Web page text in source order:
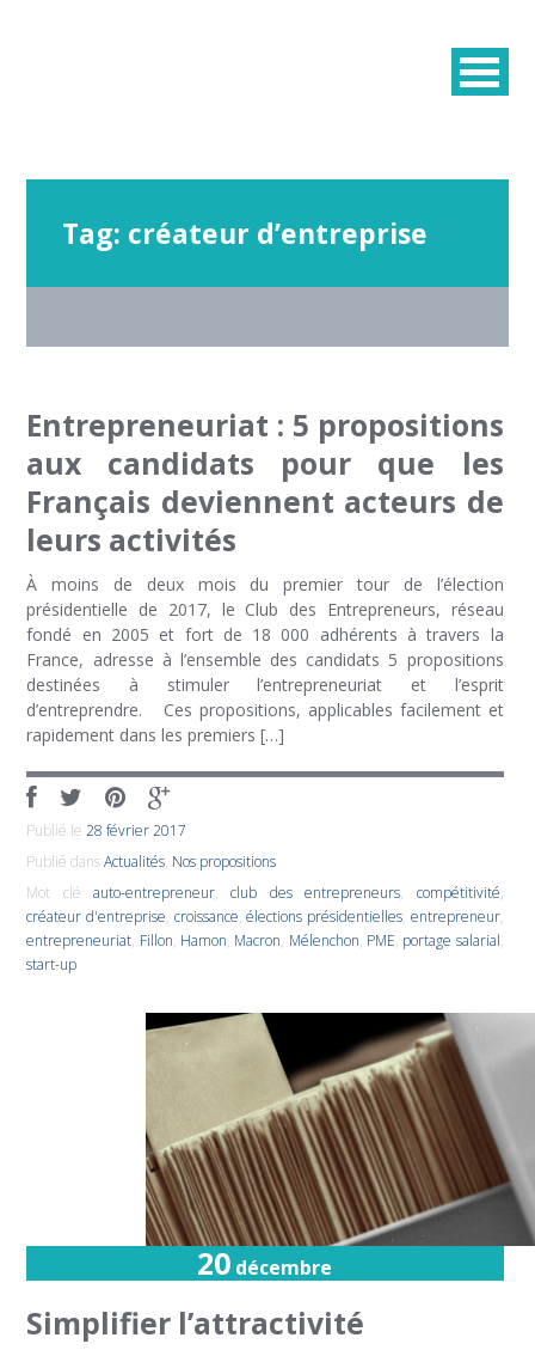
Tag: créateur d’entreprise
Entrepreneuriat : 5 propositions
aux candidats pour que les
Français deviennent acteurs de
leurs activités
À moins de deux mois du premier tour de l’élection
présidentielle de 2017, le Club des Entrepreneurs, réseau
fondé en 2005 et fort de 18 000 adhérents à travers la
France, adresse à l’ensemble des candidats 5 propositions
destinées à stimuler l’entrepreneuriat et l’esprit
d’entreprendre. Ces propositions, applicables facilement et
rapidement dans les premiers […]
Publié le28 février 2017
Publié dansActualités, Nos propositions
Mot cléauto-entrepreneur,club des entrepreneurs, compétitivité,
créateur d'entreprise, croissance,élections présidentielles, entrepreneur,
entrepreneuriat, Fillon, Hamon, Macron, Mélenchon, PME, portage salarial,
start-up
20 décembre
Simplifier l’attractivité